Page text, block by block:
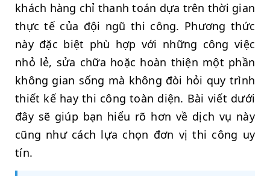
khách hàng chỉ thanh toán dựa trên thời gian
thực tế của đội ngũ thi công. Phương thức
này đặc biệt phù hợp với những công việc
nhỏ lẻ, sửa chữa hoặc hoàn thiện một phần
không gian sống mà không đòi hỏi quy trình
thiết kế hay thi công toàn diện. Bài viết dưới
đây sẽ giúp bạn hiểu rõ hơn về dịch vụ này
cũng như cách lựa chọn đơn vị thi công uy
tín.